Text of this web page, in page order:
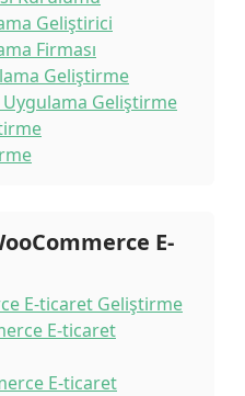
Geliştirici
Firması
Geliştirme
Geliştirme
E-
E-ticaret Geliştirme
E-ticaret
E-ticaret